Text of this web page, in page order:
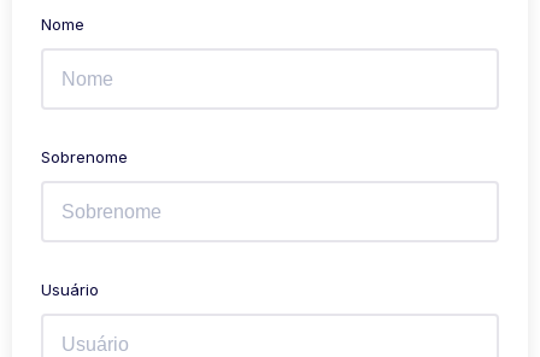
Nome
Sobrenome
Usuário